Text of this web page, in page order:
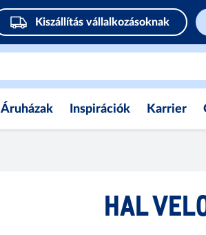
Kiszállítás vállalkozásoknak
Áruházak Inspirációk Karrier
HAL